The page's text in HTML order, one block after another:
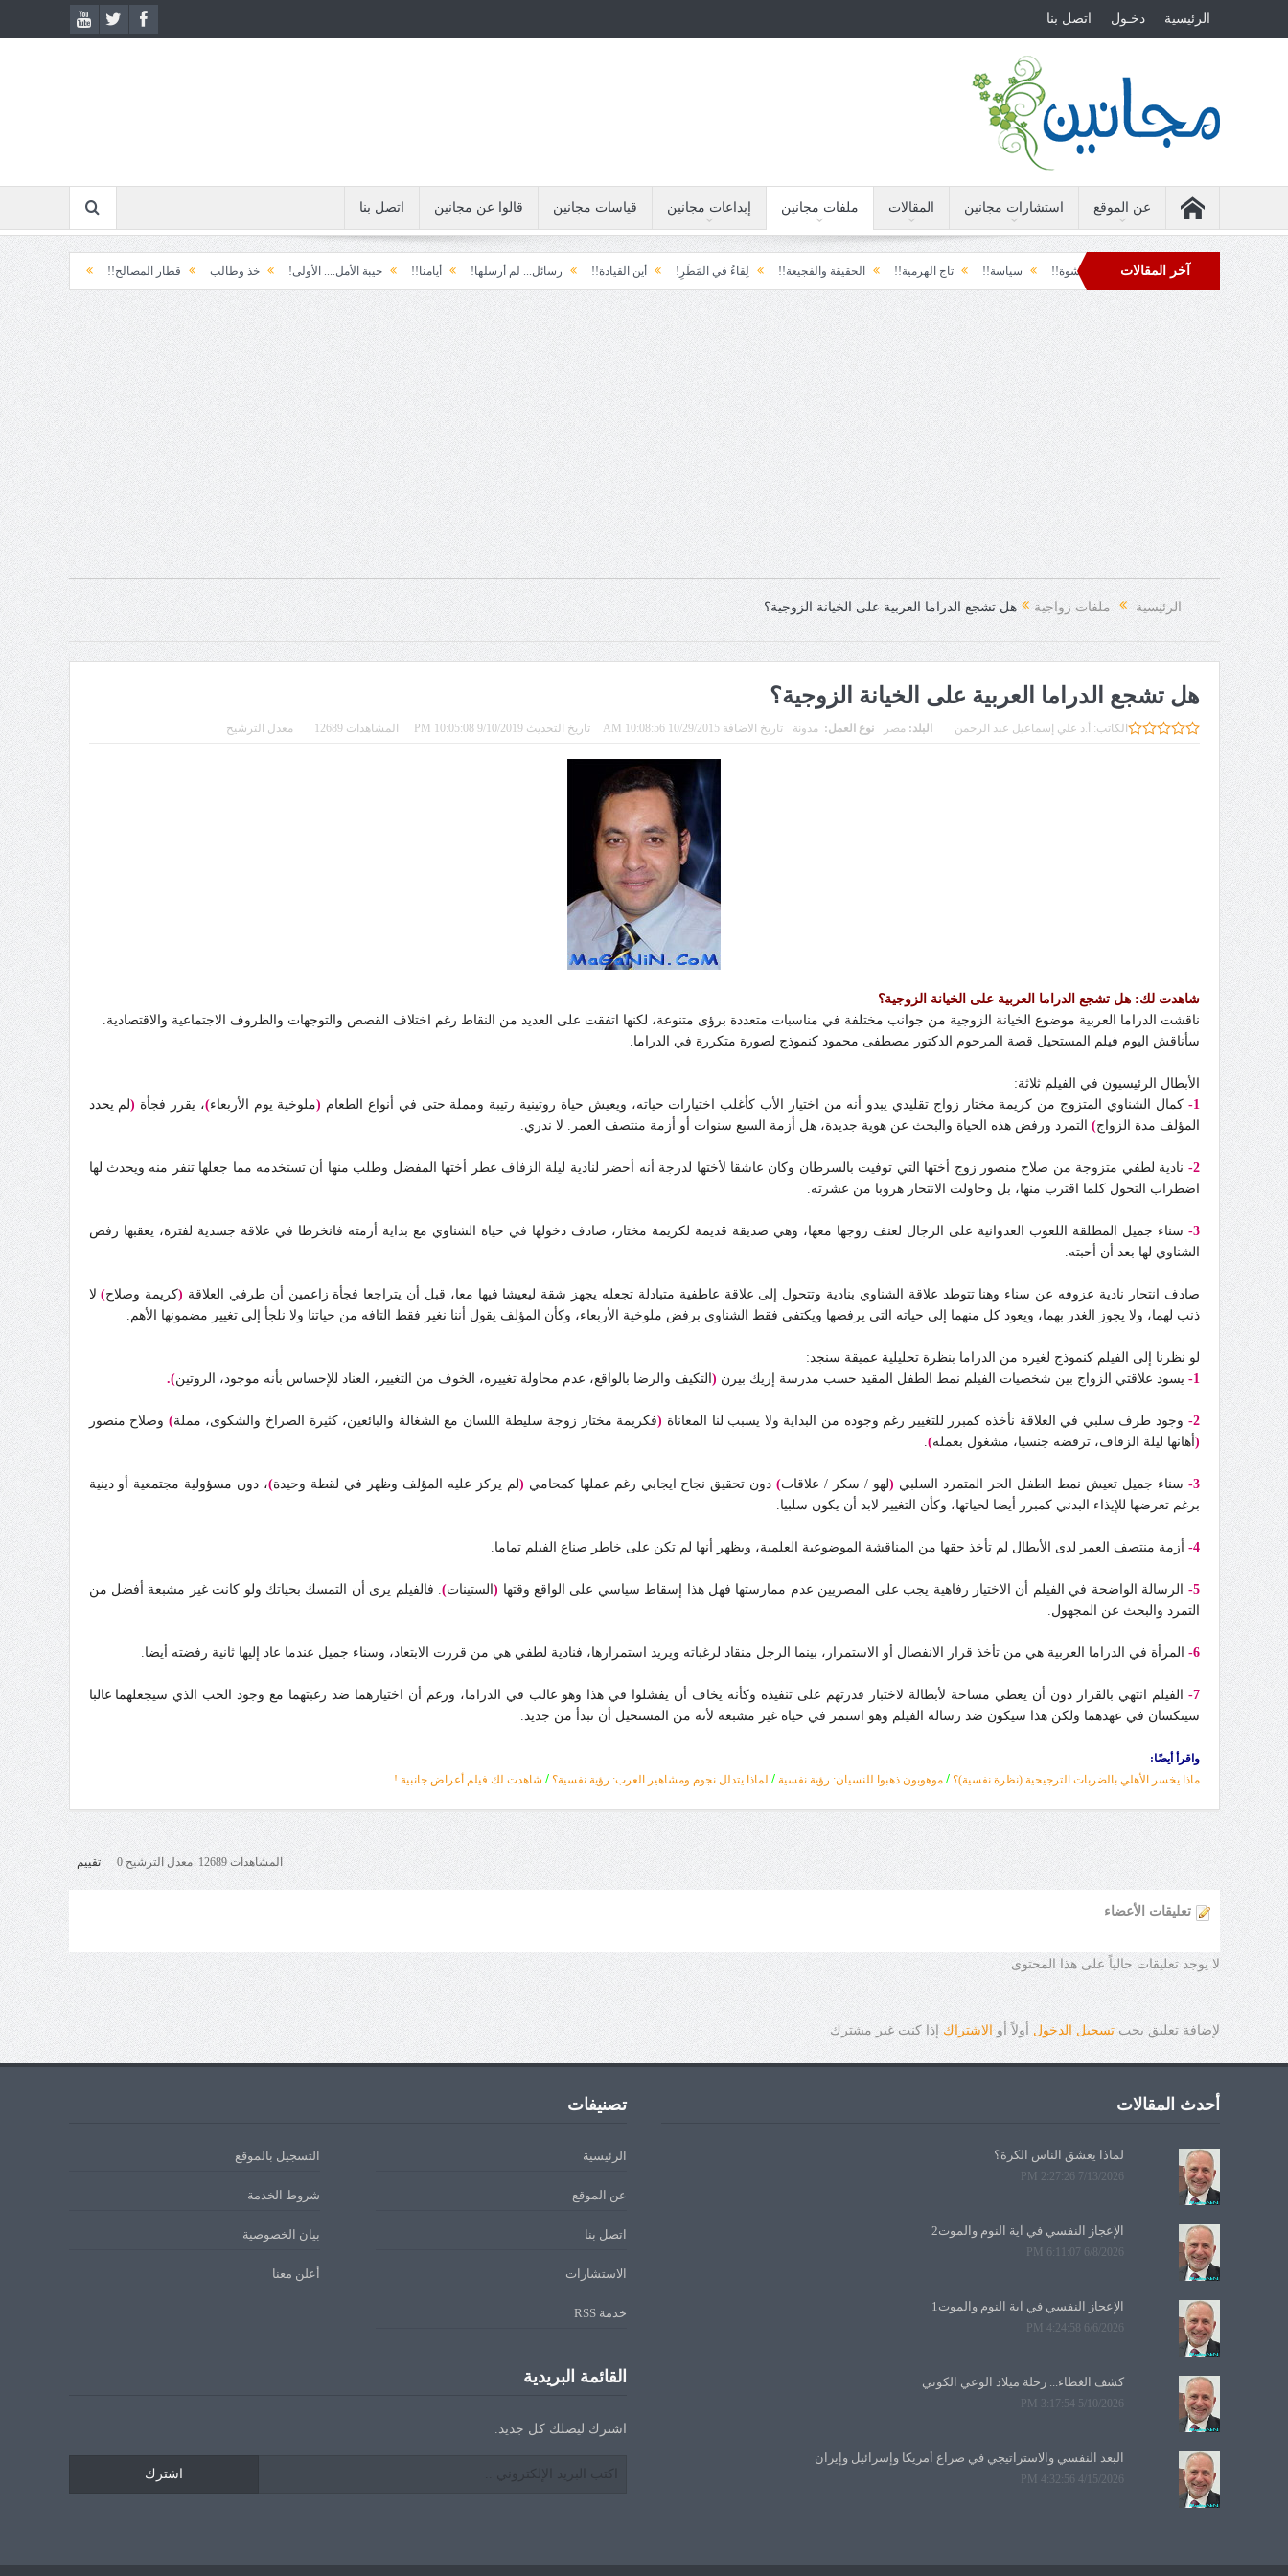
الرئيسية دخـول اتصل بنا
عن الموقع استشارات مجانين المقالات ملفات مجانين إبداعات مجانين قياسات مجانين قالوا عن مجانين اتصل بنا
آخر المقالات الأرضة والسياسة!! لحظة نشوة!! سياسة!! تاج الهرمية!! الحقيقة والفجيعة!! لِقاءُ في المَطَرِ! أين القيادة!! رسائل... لم أرسلها! أيامنا!! خيبة الأمل.... الأولى! خذ وطالب قطار المصالح!! ابتسامة الطوارئ!
دول تل الرمل!! فوبيا الفرح المفاجئ!
الرئيسية ملفات زواجية هل تشجع الدراما العربية على الخيانة الزوجية؟
هل تشجع الدراما العربية على الخيانة الزوجية؟
الكاتب: أ.د علي إسماعيل عبد الرحمن البلد: مصر نوع العمل:مدونة تاريخ الاضافة 10/29/2015 10:08:56 AM تاريخ التحديث 9/10/2019 10:05:08 PM المشاهدات 12689 معدل الترشيح
شاهدت لك: هل تشجع الدراما العربية على الخيانة الزوجية؟
ناقشت الدراما العربية موضوع الخيانة الزوجية من جوانب مختلفة في مناسبات متعددة برؤى متنوعة، لكنها اتفقت على العديد من النقاط رغم اختلاف القصص والتوجهات والظروف الاجتماعية والاقتصادية.
سأناقش اليوم فيلم المستحيل قصة المرحوم الدكتور مصطفى محمود كنموذج لصورة متكررة في الدراما.
الأبطال الرئيسيون في الفيلم ثلاثة:
1-
كمال الشناوي المتزوج من كريمة مختار زواج تقليدي يبدو أنه من اختيار الأب كأغلب اختيارات حياته، ويعيش حياة روتينية رتيبة ومملة حتى في أنواع الطعام (ملوخية يوم الأربعاء)، يقرر فجأة (لم يحدد
المؤلف مدة الزواج) التمرد ورفض هذه الحياة والبحث عن هوية جديدة، هل أزمة السبع سنوات أو أزمة منتصف العمر. لا ندري.
2-
نادية لطفي متزوجة من صلاح منصور زوج أختها التي توفيت بالسرطان وكان عاشقا لأختها لدرجة أنه أحضر لنادية ليلة الزفاف عطر أختها المفضل وطلب منها أن تستخدمه مما جعلها تنفر منه ويحدث لها
اضطراب التحول كلما اقترب منها، بل وحاولت الانتحار هروبا من عشرته.
3-
سناء جميل المطلقة اللعوب العدوانية على الرجال لعنف زوجها معها، وهي صديقة قديمة لكريمة مختار، صادف دخولها في حياة الشناوي مع بداية أزمته فانخرطا في علاقة جسدية لفترة، يعقبها رفض
الشناوي لها بعد أن أحبته.
صادف انتحار نادية عزوفه عن سناء وهنا تتوطد علاقة الشناوي بنادية وتتحول إلى علاقة عاطفية متبادلة تجعله يجهز شقة ليعيشا فيها معا، قبل أن يتراجعا فجأة زاعمين أن طرفي العلاقة (كريمة وصلاح)لا
ذنب لهما، ولا يجوز الغدر بهما، ويعود كل منهما إلى حياته التي يرفضها ويكتفي فقط الشناوي برفض ملوخية الأربعاء، وكأن المؤلف يقول أننا نغير فقط التافه من حياتنا ولا نلجأ إلى تغيير مضمونها الأهم.
لو نظرنا إلى الفيلم كنموذج لغيره من الدراما بنظرة تحليلية عميقة سنجد:
1-
يسود علاقتي الزواج بين شخصيات الفيلم نمط الطفل المقيد حسب مدرسة إريك بيرن ( التكيف والرضا بالواقع، عدم محاولة تغييره، الخوف من التغيير، العناد للإحساس بأنه موجود، الروتين)
.
2- وجود طرف سلبي في العلاقة نأخذه كمبرر للتغيير رغم وجوده من البداية ولا يسبب لنا المعاناة (فكريمة مختار زوجة سليطة اللسان مع الشغالة والبائعين، كثيرة الصراخ والشكوى، مملة) وصلاح منصور
( أهانها ليلة الزفاف، ترفضه جنسيا، مشغول بعمله)
.
3- سناء جميل تعيش نمط الطفل الحر المتمرد السلبي (لهو / سكر / علاقات)دون تحقيق نجاح ايجابي رغم عملها كمحامي (لم يركز عليه المؤلف وظهر في لقطة وحيدة)، دون مسؤولية مجتمعية أو دينية
برغم تعرضها للإيذاء البدني كمبرر أيضا لحياتها، وكأن التغيير لابد أن يكون سلبيا.
4- أزمة منتصف العمر لدى الأبطال لم تأخذ حقها من المناقشة الموضوعية العلمية، ويظهر أنها لم تكن على خاطر صناع الفيلم تماما.
5- الرسالة الواضحة في الفيلم أن الاختيار رفاهية يجب على المصريين عدم ممارستها فهل هذا إسقاط سياسي على الواقع وقتها (الستينات). فالفيلم يرى أن التمسك بحياتك ولو كانت غير مشبعة أفضل من
التمرد والبحث عن المجهول.
6- المرأة في الدراما العربية هي من تأخذ قرار الانفصال أو الاستمرار، بينما الرجل منقاد لرغباته ويريد استمرارها، فنادية لطفي هي من قررت الابتعاد، وسناء جميل عندما عاد إليها ثانية رفضته أيضا.
7-
الفيلم انتهي بالقرار دون أن يعطي مساحة لأبطالة لاختبار قدرتهم على تنفيذه وكأنه يخاف أن يفشلوا في هذا وهو غالب في الدراما، ورغم أن اختيارهما ضد رغبتهما مع وجود الحب الذي سيجعلهما غالبا
سينكسان في عهدهما ولكن هذا سيكون ضد رسالة الفيلم وهو استمر في حياة غير مشبعة لأنه من المستحيل أن تبدأ من جديد.
واقرأ أيضًا:
ماذا يخسر الأهلي بالضربات الترجيحية (نظرة نفسية)؟ / موهوبون ذهبوا للنسيان: رؤية نفسية / لماذا يتدلل نجوم ومشاهير العرب: رؤية نفسية؟ / شاهدت لك فيلم أعراض جانبية !
المشاهدات 12689 معدل الترشيح 0 تقييم
تعليقات الأعضاء
لا يوجد تعليقات حالياً على هذا المحتوى
لإضافة تعليق يجبتسجيل الدخول أولاً أو الاشتراك إذا كنت غير مشترك
أحدث المقالات
لماذا يعشق الناس الكرة؟
7/13/2026 2:27:26 PM
الإعجاز النفسي في آية النوم والموت2
6/8/2026 6:11:07 PM
الإعجاز النفسي في آية النوم والموت1
6/6/2026 4:24:58 PM
كشف الغطاء... رحلة ميلاد الوعي الكوني
5/10/2026 3:17:54 PM
البعد النفسي والاستراتيجي في صراع أمريكا وإسرائيل وإيران
4/15/2026 4:32:56 PM
تصنيفات
الرئيسية التسجيل بالموقع
عن الموقع شروط الخدمة
اتصل بنا بيان الخصوصية
الاستشارات أعلن معنا
خدمة RSS
القائمة البريدية
اشترك ليصلك كل جديد.
اشترك